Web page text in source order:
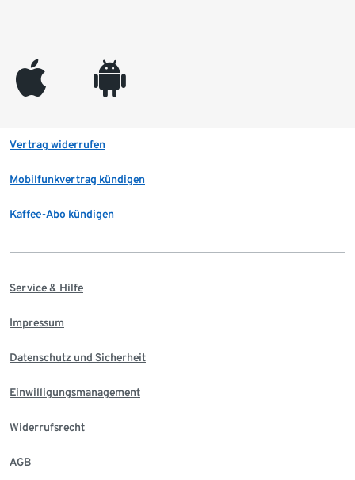
appleinc android
Vertrag widerrufen
Mobilfunkvertrag kündigen
Kaffee-Abo kündigen
Service & Hilfe
Impressum
Datenschutz und Sicherheit
Einwilligungsmanagement
Widerrufsrecht
AGB